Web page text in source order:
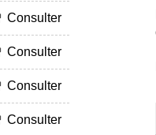
Consulter
Consulter
Consulter
Consulter